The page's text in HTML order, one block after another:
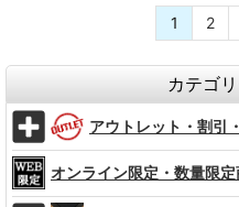
1 2
カテゴ
アウトレット・割引
オンライン限定・数量限